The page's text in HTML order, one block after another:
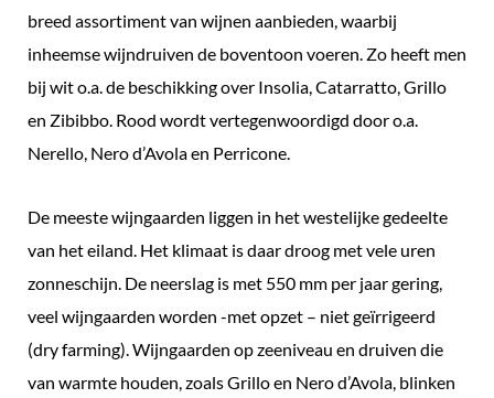
breed assortiment van wijnen aanbieden, waarbij
inheemse wijndruiven de boventoon voeren. Zo heeft men
bij wit o.a. de beschikking over Insolia, Catarratto, Grillo
en Zibibbo. Rood wordt vertegenwoordigd door o.a.
Nerello, Nero d’Avola en Perricone.
De meeste wijngaarden liggen in het westelijke gedeelte
van het eiland. Het klimaat is daar droog met vele uren
zonneschijn. De neerslag is met 550 mm per jaar gering,
veel wijngaarden worden -met opzet – niet geïrrigeerd
(dry farming). Wijngaarden op zeeniveau en druiven die
van warmte houden, zoals Grillo en Nero d’Avola, blinken